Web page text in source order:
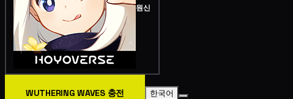
원신
WUTHERING WAVES 충전 한국어